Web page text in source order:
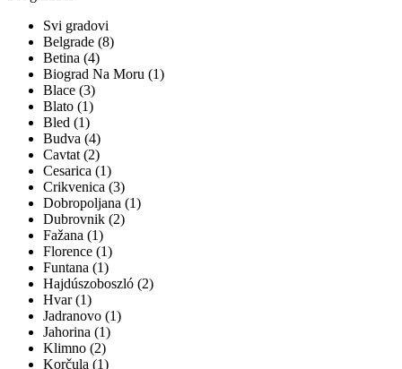
Svi gradovi
Belgrade (8)
Betina (4)
Biograd Na Moru (1)
Blace (3)
Blato (1)
Bled (1)
Budva (4)
Cavtat (2)
Cesarica (1)
Crikvenica (3)
Dobropoljana (1)
Dubrovnik (2)
Fažana (1)
Florence (1)
Funtana (1)
Hajdúszoboszló (2)
Hvar (1)
Jadranovo (1)
Jahorina (1)
Klimno (2)
Korčula (1)